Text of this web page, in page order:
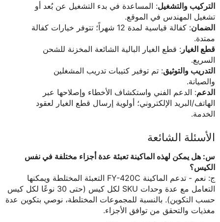
التركيب والتشغيل: المساعدة في بدء التشغيل عن بُعد أو
تشغيل المهندس في الموقع.
الضمان
: كفالة قياسية لمدة 12 شهراً؛ تتوفر خيارات كفالة
ممتدة.
قطع الغيار : قطع الغيار البالية الشائعة المخزنة للشحن
السريع.
التدريب والتوثيق: تم توفير كتيبات تدريب المشغلين
والصيانة.
الدعم: الدعم الفني واستكشاف الأخطاء وإصلاحها عبر
الهاتف/البريد الإلكتروني؛ أولوية إرسال قطع الغيار لعقود
الخدمة.
الأسئلة الشائعة
س: هل يمكن لهذه الماكينة تعبئة عدة أجزاء مختلفة في نفس
الكيس؟
ج: نعم - تدعم الماكينة FY-420C التعبئة المختلطة ويمكنها
التعامل مع عدة وحدات SKU لكل كيس (حتى 30 نوعًا لكل كيس
حسب التكوين). بالنسبة للمجموعات المختلطة، نوصي بتكوين عدة
مغذيات والتحقق من توافق الأجزاء.